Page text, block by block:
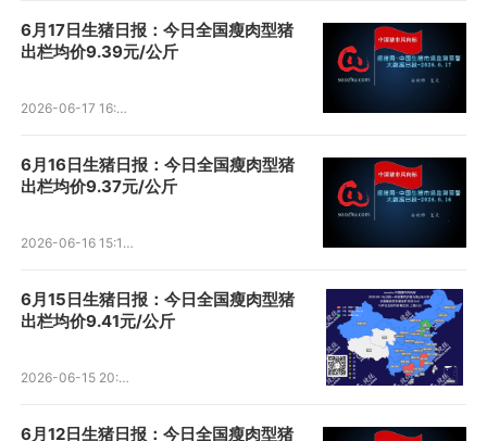
6月17日生猪日报：今日全国瘦肉型猪
出栏均价9.39元/公斤
2026-06-17 16:09:45
6月16日生猪日报：今日全国瘦肉型猪
出栏均价9.37元/公斤
2026-06-16 15:16:56
6月15日生猪日报：今日全国瘦肉型猪
出栏均价9.41元/公斤
2026-06-15 20:12:57
6月12日生猪日报：今日全国瘦肉型猪